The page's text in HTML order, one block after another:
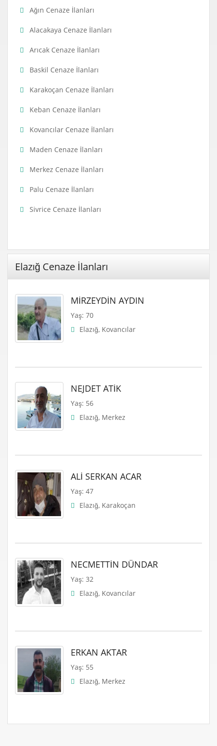
Ağın Cenaze İlanları
Alacakaya Cenaze İlanları
Arıcak Cenaze İlanları
Baskil Cenaze İlanları
Karakoçan Cenaze İlanları
Keban Cenaze İlanları
Kovancılar Cenaze İlanları
Maden Cenaze İlanları
Merkez Cenaze İlanları
Palu Cenaze İlanları
Sivrice Cenaze İlanları
Elazığ Cenaze İlanları
MİRZEYDİN AYDIN
Yaş: 70
Elazığ, Kovancılar
NEJDET ATİK
Yaş: 56
Elazığ, Merkez
ALİ SERKAN ACAR
Yaş: 47
Elazığ, Karakoçan
NECMETTİN DÜNDAR
Yaş: 32
Elazığ, Kovancılar
ERKAN AKTAR
Yaş: 55
Elazığ, Merkez